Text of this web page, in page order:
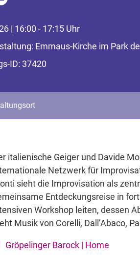
| 16:00 - 17:15 Uhr
Emmaus-Kirche im Park
ID: 37420
italienische Geiger und Davide
Netzwerk für
sieht die Improvisation als
Entdeckungsreise in
Workshop leiten, dessen
Musik von Corelli, Dall’Abaco,
Gröpelinger Barock | Home